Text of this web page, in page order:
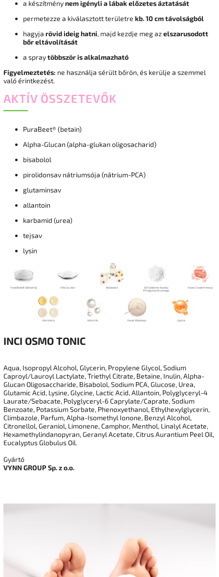
a készítménynem igényli a lábak előzetes áztatását
permetezze a kiválasztott területre kb. 10 cm távolságból
hagyja rövid ideig hatni, majd kezdje meg azelszarusodott
bőr eltávolítását
a spraytöbbször is alkalmazható
Figyelmeztetés: ne használja sérült bőrön, és kerülje a szemmel
való érintkezést.
AKTÍV ÖSSZETEVŐK
PuraBeet® (betain)
Alpha-Glucan (alpha-glukan oligosacharid)
bisabolol
pirolidonsav nátriumsója (nátrium-PCA)
glutaminsav
allantoin
karbamid (urea)
tejsav
lysin
INCI OSMO TONIC
Aqua, Isopropyl Alcohol, Glycerin, Propylene Glycol, Sodium
Caproyl/Lauroyl Lactylate, Triethyl Citrate, Betaine, Inulin, Alpha-
Glucan Oligosaccharide, Bisabolol, Sodium PCA, Glucose, Urea,
Glutamic Acid, Lysine, Glycine, Lactic Acid, Allantoin, Polyglyceryl-4
Laurate/Sebacate, Polyglyceryl-6 Caprylate/Caprate, Sodium
Benzoate, Potassium Sorbate, Phenoxyethanol, Ethylhexylglycerin,
Climbazole, Parfum, Alpha-Isomethyl Ionone, Benzyl Alcohol,
Citronellol, Geraniol, Limonene, Camphor, Menthol, Linalyl Acetate,
Hexamethylindanopyran, Geranyl Acetate, Citrus Aurantium Peel Oil,
Eucalyptus Globulus Oil.
Gyártó
VYNN GROUP Sp. z o.o.